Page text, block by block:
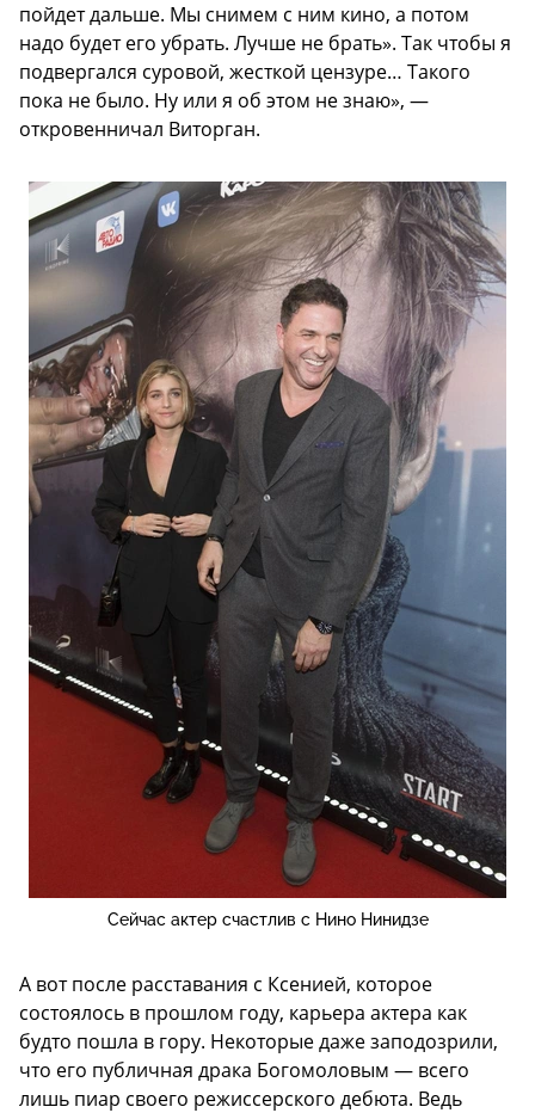
пойдет дальше. Мы снимем с ним кино, а потом
надо будет его убрать. Лучше не брать». Так чтобы я
подвергался суровой, жесткой цензуре… Такого
пока не было. Ну или я об этом не знаю», —
откровенничал Виторган.
Сейчас актер счастлив с Нино Нинидзе
А вот после расставания с Ксенией, которое
состоялось в прошлом году, карьера актера как
будто пошла в гору. Некоторые даже заподозрили,
что его публичная драка Богомоловым — всего
лишь пиар своего режиссерского дебюта. Ведь